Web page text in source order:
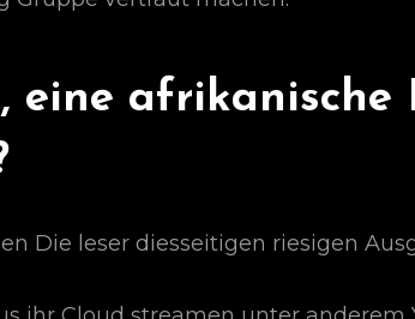
eine afrikanische
Die leser diesseitigen riesigen